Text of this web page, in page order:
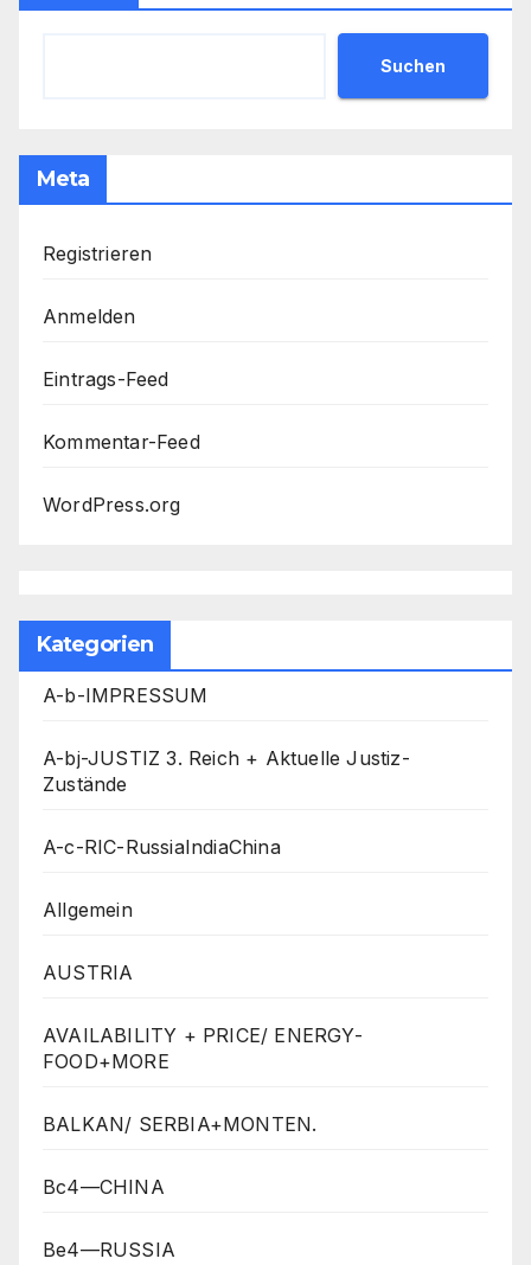
Suchen
Meta
Registrieren
Anmelden
Eintrags-Feed
Kommentar-Feed
WordPress.org
Kategorien
A-b-IMPRESSUM
A-bj-JUSTIZ 3. Reich + Aktuelle Justiz-
Zustände
A-c-RIC-RussiaIndiaChina
Allgemein
AUSTRIA
AVAILABILITY + PRICE/ ENERGY-
FOOD+MORE
BALKAN/ SERBIA+MONTEN.
Bc4—CHINA
Be4—RUSSIA